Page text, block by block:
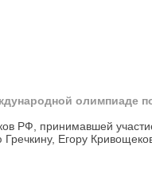
олимпиаде
РФ, принимавшей
Егору